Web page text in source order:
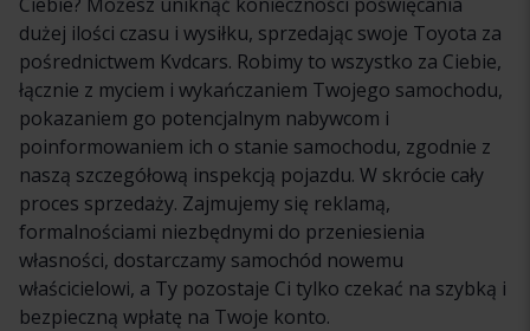
dużej ilości czasu i wysiłku, sprzedając swoje Toyota za
pośrednictwem Kvdcars. Robimy to wszystko za Ciebie,
łącznie z myciem i wykańczaniem Twojego samochodu,
pokazaniem go potencjalnym nabywcom i
poinformowaniem ich o stanie samochodu, zgodnie z
naszą szczegółową inspekcją pojazdu. W skrócie cały
proces sprzedaży. Zajmujemy się reklamą,
formalnościami niezbędnymi do przeniesienia
własności, dostarczamy samochód nowemu
właścicielowi, a Ty pozostaje Ci tylko czekać na szybką i
bezpieczną wpłatę na Twoje konto.